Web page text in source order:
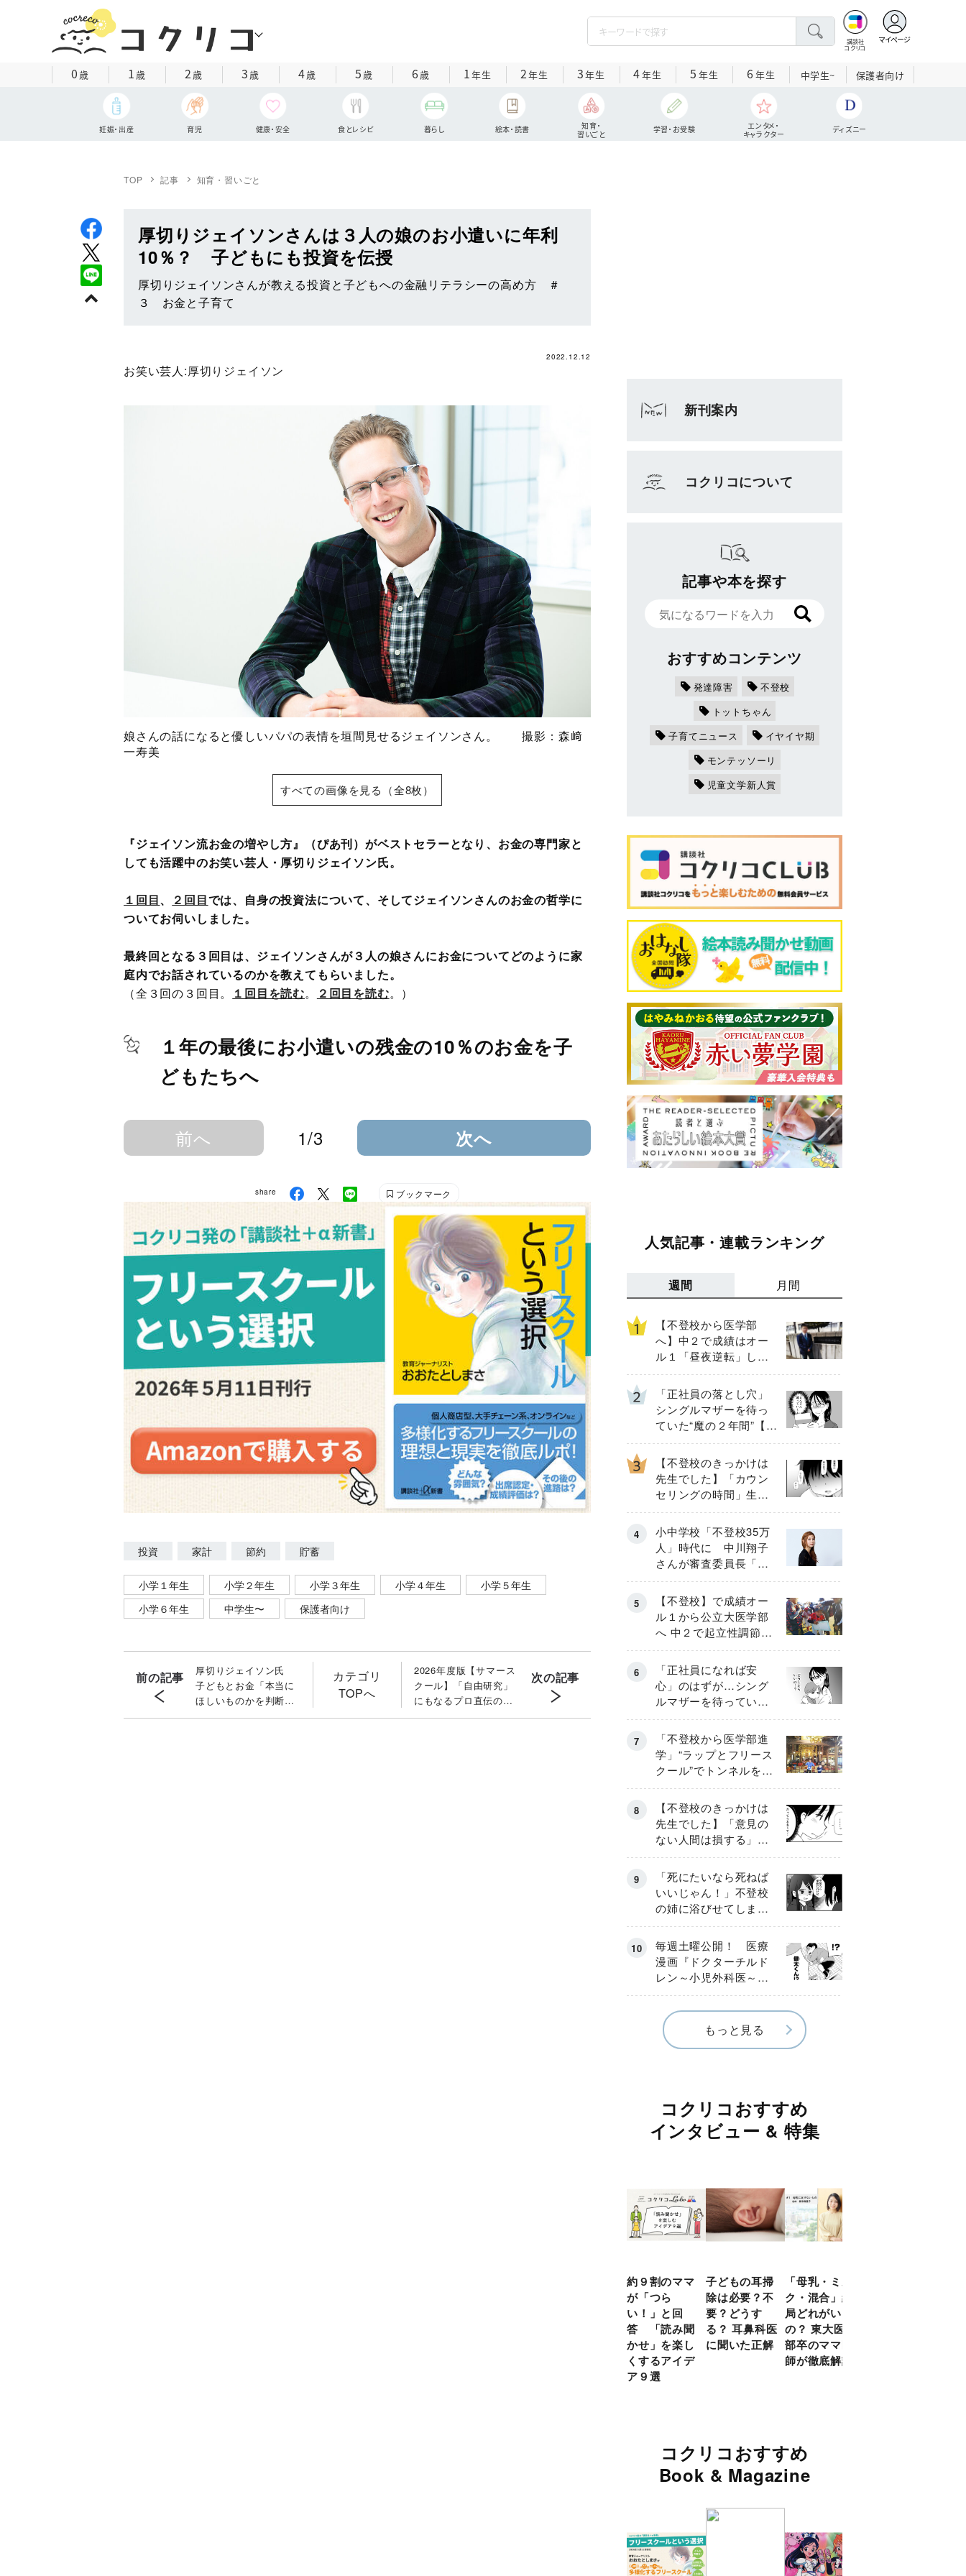
講談社
コクリコ
マイページ
0歳 1歳 2歳 3歳 4歳 5歳 6歳 1年生 2年生 3年生 4年生 5 年生 6 年生 中学生~ 保護者向け
妊娠・出産 育児 健康・安全 食とレシピ 暮らし 絵本・読書
知育・
習いごと
学習・お受験
エンタメ・
キャラクター
ディズニー
TOP 記事 知育・習いごと
厚切りジェイソンさんは３人の娘のお小遣いに年利
10％？ 子どもにも投資を伝授
厚切りジェイソンさんが教える投資と子どもへの金融リテラシーの高め方 ＃
３ お金と子育て
2022.12.12
お笑い芸人:厚切りジェイソン
娘さんの話になると優しいパパの表情を垣間見せるジェイソンさん。 撮影：森﨑
一寿美
すべての画像を見る（全8枚）
『ジェイソン流お金の増やし方』（ぴあ刊）がベストセラーとなり、お金の専門家と
しても活躍中のお笑い芸人・厚切りジェイソン氏。
１回目、 ２回目では、自身の投資法について、そしてジェイソンさんのお金の哲学に
ついてお伺いしました。
最終回となる３回目は、ジェイソンさんが３人の娘さんにお金についてどのように家
庭内でお話されているのかを教えてもらいました。
（全３回の３回目。
１回目を読む。 ２回目を読む。）
１年の最後にお小遣いの残金の10％のお金を子
どもたちへ
前へ 1/3 次へ
share ブックマーク
投資 家計 節約 貯蓄
小学１年生 小学２年生 小学３年生 小学４年生
小学５年生
小学６年生
中学生〜 保護者向け
前の記事
厚切りジェイソン氏
子どもとお金「本当に
ほしいものかを判断さ
せる」教育とは？
カテゴリ
TOPへ
2026年度版【サマース
クール】「自由研究」
にもなるプロ直伝の
「建築講座」
次の記事
新刊案内
コクリコについて
記事や本を探す
おすすめコンテンツ
発達障害
不登校
トットちゃん
子育てニュース
イヤイヤ期
モンテッソーリ
児童文学新人賞
人気記事・連載ランキング
週間 月間
【不登校から医学部
へ】中２で成績はオー
ル１「昼夜逆転」した
わが子を”夜遊び”に連れ
出した母の気づき
「正社員の落とし穴」
シングルマザーを待っ
ていた“魔の２年間”【後
編】
【不登校のきっかけは
先生でした】「カウン
セリングの時間」生徒
の情報をバラしたの
は…《第２話》
小中学校「不登校35万
人」時代に 中川翔子
さんが審査委員長「不
登校生動画甲子園
2026」が開催
【不登校】で成績オー
ル１から公立大医学部
へ 中２で起立性調節障
害「治るまで３年」の
診断 そのとき母は
「正社員になれば安
心」のはずが…シング
ルマザーを待ってい
た“魔の２年間”【前編】
「不登校から医学部進
学」“ラップとフリース
クール”でトンネルを脱
して高校受験へ〔元野
球少年の実話〕
【不登校のきっかけは
先生でした】「意見の
ない人間は損する」担
任の一言が苦しみに…
《第１話》
「死にたいなら死ねば
いいじゃん！」不登校
の姉に浴びせてしまっ
た言葉【番外編・後
編】
毎週土曜公開！ 医療
漫画『ドクターチルド
レン～小児外科医～』
【Episode.４】
もっと見る
コクリコおすすめ
インタビュー & 特集
約９割のママ
が「つら
い！」と回
答 「読み聞
かせ」を楽し
くするアイデ
ア９選
子どもの耳掃
除は必要？不
要？どうす
る？ 耳鼻科医
に聞いた正解
「母乳・ミル
ク・混合」結
局どれがいい
の？ 東大医学
部卒のママ医
師が徹底解説
コクリコおすすめ
Book & Magazine